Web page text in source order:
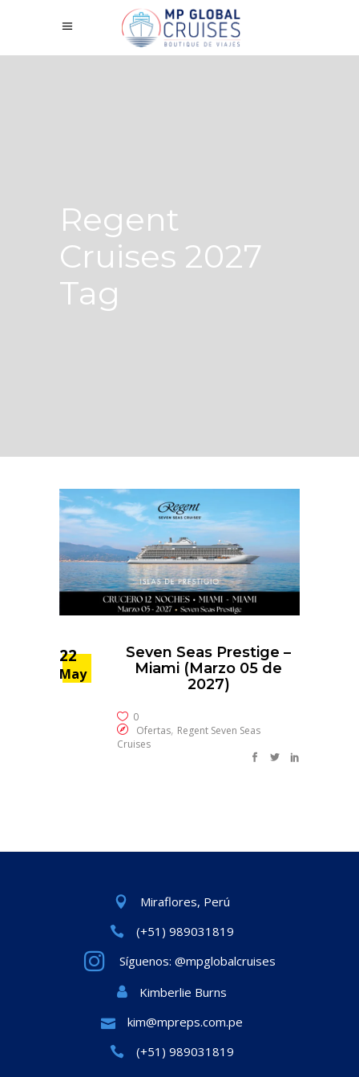
Regent
Cruises 2027
Tag
22
May
Seven Seas Prestige –
Miami (Marzo 05 de
2027)
0
Ofertas, Regent Seven Seas
Cruises
Miraflores, Perú
(+51) 989031819
Síguenos: @mpglobalcruises
Kimberlie Burns
kim@mpreps.com.pe
(+51) 989031819